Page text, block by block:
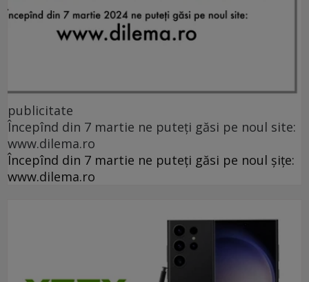
publicitate
Începînd din 7 martie ne puteți găsi pe noul site:
www.dilema.ro
Începînd din 7 martie ne puteți găsi pe noul șițe:
www.dilema.ro